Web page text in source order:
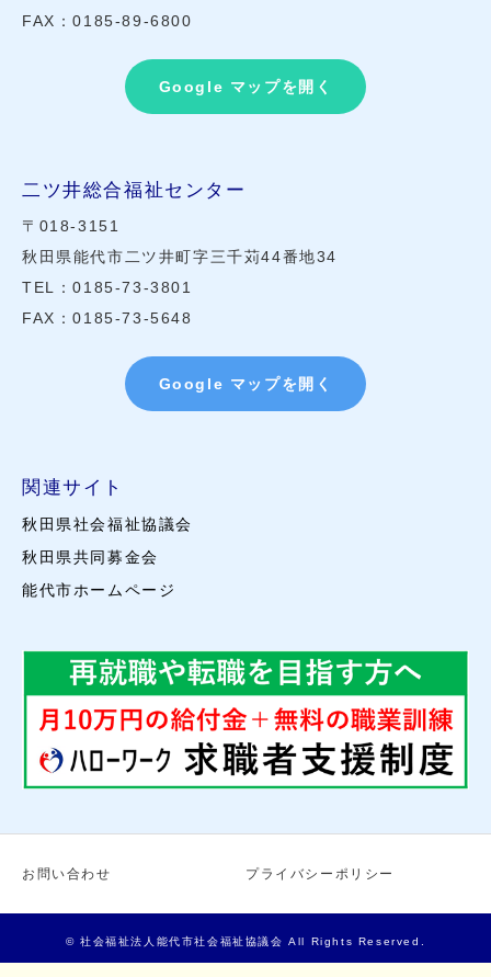
FAX：0185-89-6800
Google マップを開く
二ツ井総合福祉センター
〒018-3151
秋田県能代市二ツ井町字三千苅44番地34
TEL：0185-73-3801
FAX：0185-73-5648
Google マップを開く
関連サイト
秋田県社会福祉協議会
秋田県共同募金会
能代市ホームページ
お問い合わせ プライバシーポリシー
© 社会福祉法人能代市社会福祉協議会 All Rights Reserved.
お電話での問い合わせ